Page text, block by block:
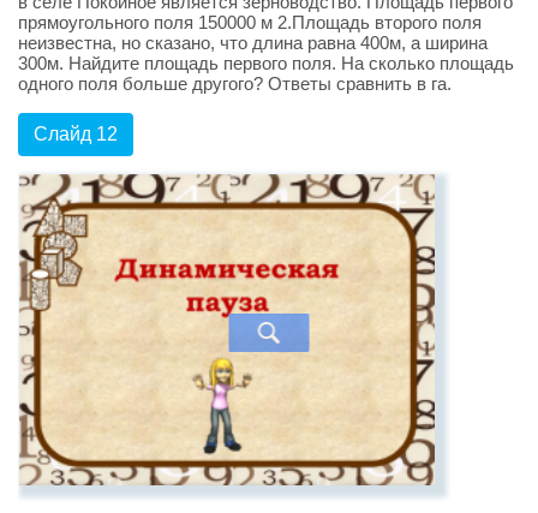
прямоугольного поля 150000 м 2.Площадь второго поля
неизвестна, но сказано, что длина равна 400м, а ширина
300м. Найдите площадь первого поля. На сколько площадь
одного поля больше другого? Ответы сравнить в га.
Слайд 12